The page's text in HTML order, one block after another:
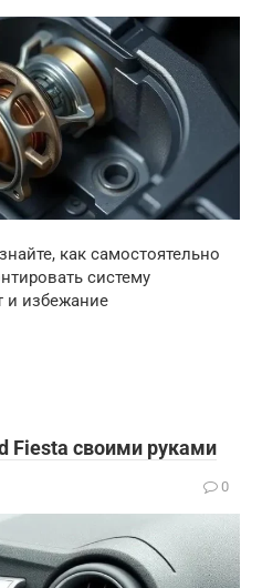
как самостоятельно
систему
и избежание
Fiesta своими руками
0